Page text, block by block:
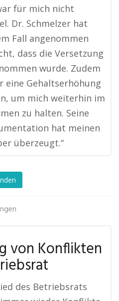
für mich nicht
Dr. Schmelzer hat
Fall angenommen
dass die Versetzung
wurde. Zudem
eine Gehaltserhöhung
um mich weiterhin im
zu halten. Seine
hat meinen
überzeugt.“
von Konflikten
des Betriebsrats